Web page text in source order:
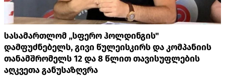
სასამართლომ „სფერო ჰოლდინგის"
დამფუძნებელს, გივი წულეისკირს და კომპანიის
თანამშრომელს 12 და 8 წლით თავისუფლების
აღკვეთა განუსაზღვრა